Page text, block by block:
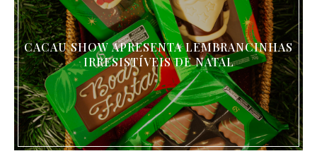
CACAU SHOW APRESENTA LEMBRANCINHAS
IRRESISTÍVEIS DE NATAL